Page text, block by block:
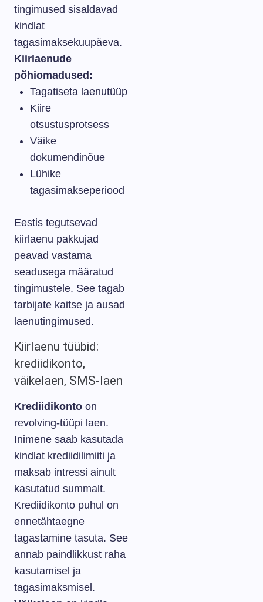
tingimused sisaldavad
kindlat
tagasimaksekuupäeva.
Kiirlaenude
põhiomadused:
Tagatiseta laenutüüp
Kiire
otsustusprotsess
Väike
dokumendinõue
Lühike
tagasimakseperiood
Eestis tegutsevad
kiirlaenu pakkujad
peavad vastama
seadusega määratud
tingimustele. See tagab
tarbijate kaitse ja ausad
laenutingimused.
Kiirlaenu tüübid:
krediidikonto,
väikelaen, SMS-laen
Krediidikonto on
revolving-tüüpi laen.
Inimene saab kasutada
kindlat krediidilimiiti ja
maksab intressi ainult
kasutatud summalt.
Krediidikonto puhul on
ennetähtaegne
tagastamine tasuta. See
annab paindlikkust raha
kasutamisel ja
tagasimaksmisel.